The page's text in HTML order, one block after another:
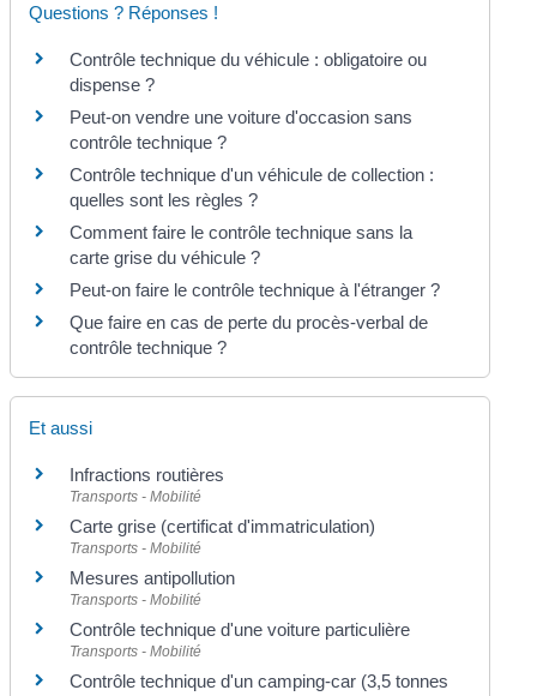
Questions ? Réponses !
Contrôle technique du véhicule : obligatoire ou
dispense ?
Peut-on vendre une voiture d'occasion sans
contrôle technique ?
Contrôle technique d'un véhicule de collection :
quelles sont les règles ?
Comment faire le contrôle technique sans la
carte grise du véhicule ?
Peut-on faire le contrôle technique à l'étranger ?
Que faire en cas de perte du procès-verbal de
contrôle technique ?
Et aussi
Infractions routières
Transports - Mobilité
Carte grise (certificat d'immatriculation)
Transports - Mobilité
Mesures antipollution
Transports - Mobilité
Contrôle technique d'une voiture particulière
Transports - Mobilité
Contrôle technique d'un camping-car (3,5 tonnes